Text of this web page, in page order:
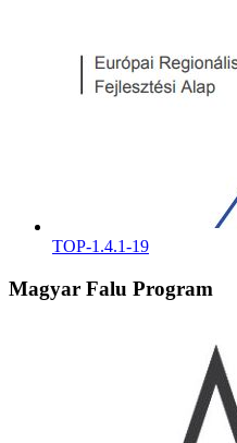
TOP-1.4.1-19
Magyar Falu Program